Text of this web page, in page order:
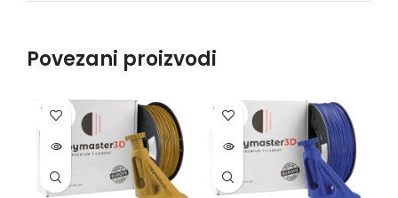
Povezani proizvodi
SOLD
OUT
SOLD
OUT